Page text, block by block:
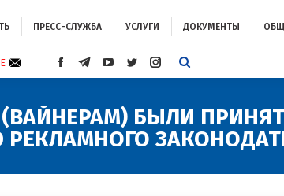
ПРЕСС-СЛУЖБА УСЛУГИ ДОКУМЕНТЫ
СТРАНИЦА
В
НОВОМ
ОКНЕ
СТРАНИЦА
В
НОВОМ
ОКНЕ
СТРАНИЦА
В
НОВОМ
ОКНЕ
СТРАНИЦА
В
НОВОМ
ОКНЕ
СТРАНИЦА
В
НОВОМ
ОКНЕ
(ВАЙНЕРАМ) БЫЛИ